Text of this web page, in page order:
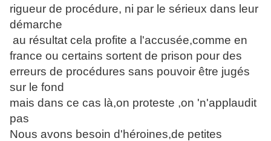
rigueur de procédure, ni par le sérieux dans leur
démarche
au résultat cela profite a l'accusée,comme en
france ou certains sortent de prison pour des
erreurs de procédures sans pouvoir être jugés
sur le fond
mais dans ce cas là,on proteste ,on 'n'applaudit
pas
Nous avons besoin d'héroines,de petites